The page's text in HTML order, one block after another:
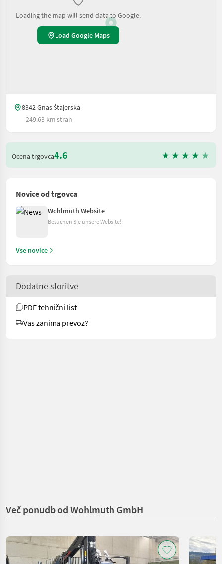
Loading the map will send data to Google.
Load Google Maps
8342 Gnas Štajerska
249.63 km stran
Ocena trgovca4.6
Novice od trgovca
Wohlmuth Website
Besuchen Sie unsere Website!
Vse novice
Dodatne storitve
PDF tehnični list
Vas zanima prevoz?
Več ponudb od Wohlmuth GmbH